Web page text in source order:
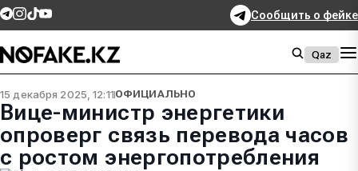
Сообщить о фейке
Qaz
15 декабря 2025, 12:11ОФИЦИАЛЬНО
Вице-министр энергетики
опроверг связь перевода часов
с ростом энергопотребления